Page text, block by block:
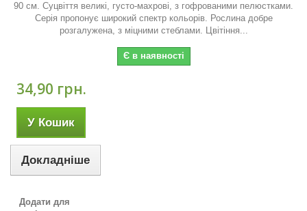
90 см. Суцвіття великі, густо-махрові, з гофрованими пелюстками.
Серія пропонує широкий спектр кольорів. Рослина добре
розгалужена, з міцними стеблами. Цвітіння...
Є в наявності
34,90 грн.
У Кошик
Докладніше
Додати для